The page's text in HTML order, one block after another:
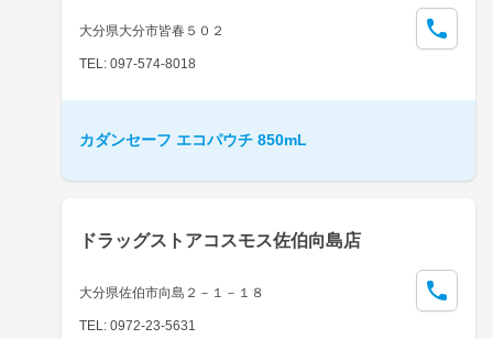
大分県大分市皆春５０２
TEL: 097-574-8018
カダンセーフ エコパウチ 850mL
ドラッグストアコスモス佐伯向島店
大分県佐伯市向島２－１－１８
TEL: 0972-23-5631